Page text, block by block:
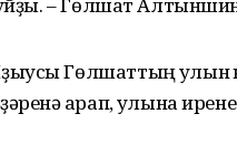
Гөлшаттың ҡулын
ҡарап, ҡулына